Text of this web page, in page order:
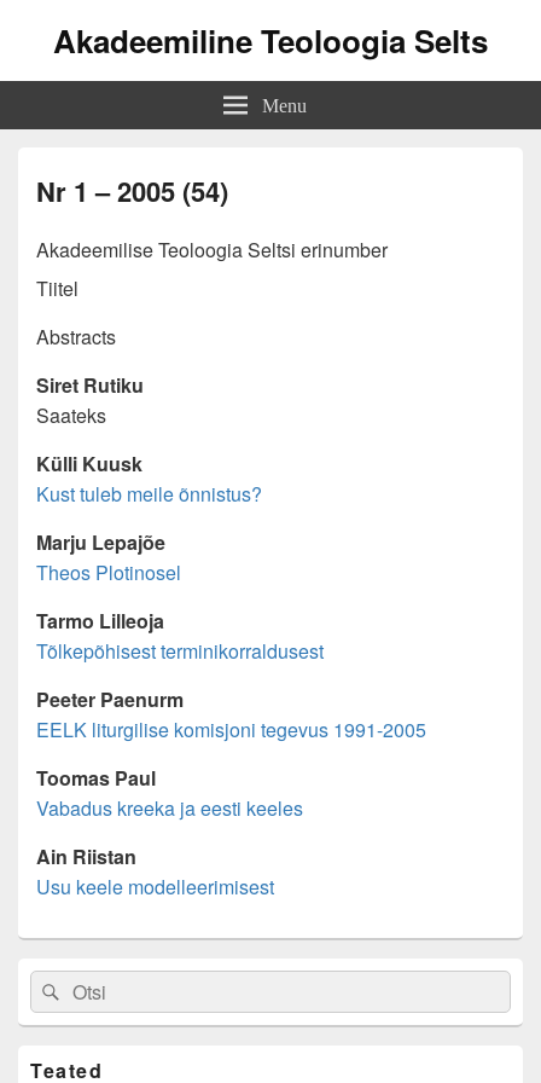
Akadeemiline Teoloogia Selts
Menu
Nr 1 – 2005 (54)
Akadeemilise Teoloogia Seltsi erinumber
Tiitel
Abstracts
Siret Rutiku
Saateks
Külli Kuusk
Kust tuleb meile õnnistus?
Marju Lepajõe
Theos Plotinosel
Tarmo Lilleoja
Tõlkepõhisest terminikorraldusest
Peeter Paenurm
EELK liturgilise komisjoni tegevus 1991-2005
Toomas Paul
Vabadus kreeka ja eesti keeles
Ain Riistan
Usu keele modelleerimisest
Primary
Sidebar
Widget
Area
Search
for:
Search
Teated